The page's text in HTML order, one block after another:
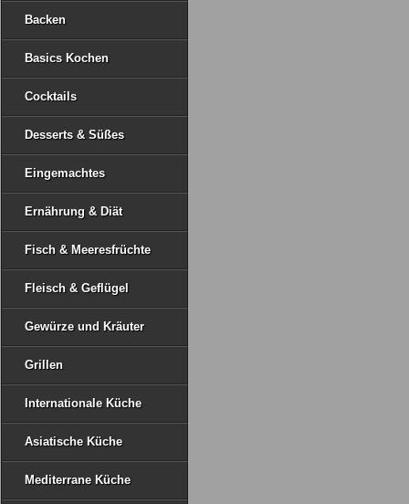
Backen
Basics Kochen
Cocktails
Desserts & Süßes
Eingemachtes
Ernährung & Diät
Fisch & Meeresfrüchte
Fleisch & Geflügel
Gewürze und Kräuter
Grillen
Internationale Küche
Asiatische Küche
Mediterrane Küche